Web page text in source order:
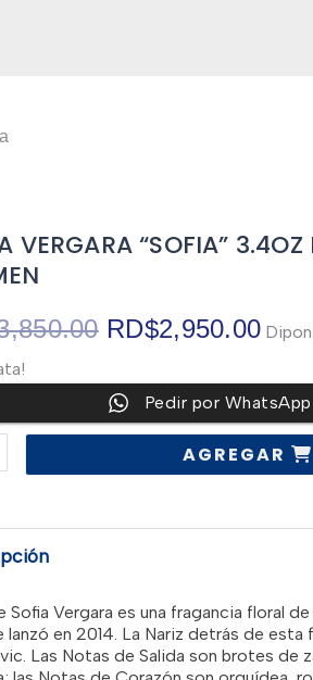
VERGARA “SOFIA” 3.4OZ
El
precio
original
era:
RD$3,850.00.
RD$2,950.00El
es:
Pedir por WhatsApp
AGREGAR
Sofia Vergara es una fragancia floral de
lanzó en 2014. La Nariz detrás de esta
Las Notas de Salida son brotes de